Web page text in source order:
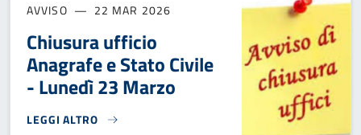
AVVISO 22 MAR 2026
Chiusura ufficio
Anagrafe e Stato Civile
- Lunedì 23 Marzo
LEGGI ALTRO
CHIUSURA UFFICIO ANAGRAFE E STATO CIVILE - LUNEDÌ 23